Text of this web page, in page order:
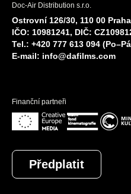
Doc-Air Distribution s.r.o.
Ostrovní 126/30, 110 00
IČO: 10981241, DIČ:
Tel.: +420 777 613 094
E-mail: info@dafilms.com
Finanční partneři
Předplatit